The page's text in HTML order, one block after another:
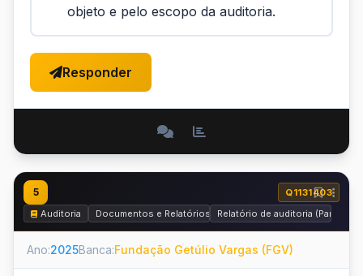
objeto e pelo escopo da auditoria.
Responder
5
Q1131403
Auditoria
Documentos e Relatórios Relatório de auditoria (Parecer
Ano:2025Banca:Fundação Getúlio Vargas (FGV)